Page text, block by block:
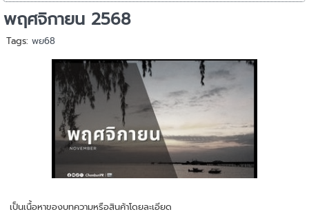
พฤศจิกายน 2568
Tags: พย68
เป็นเนื้อหาของบทความหรือสินค้าโดยละเอียด